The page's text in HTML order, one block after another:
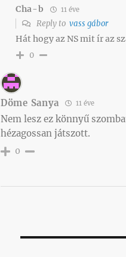
Cha-b 11 éve
Reply to vass gábor
Hát hogy az NS mit ír az
0
Döme Sanya 11 éve
Nem lesz ez könnyű
hézagossan játszott.
0